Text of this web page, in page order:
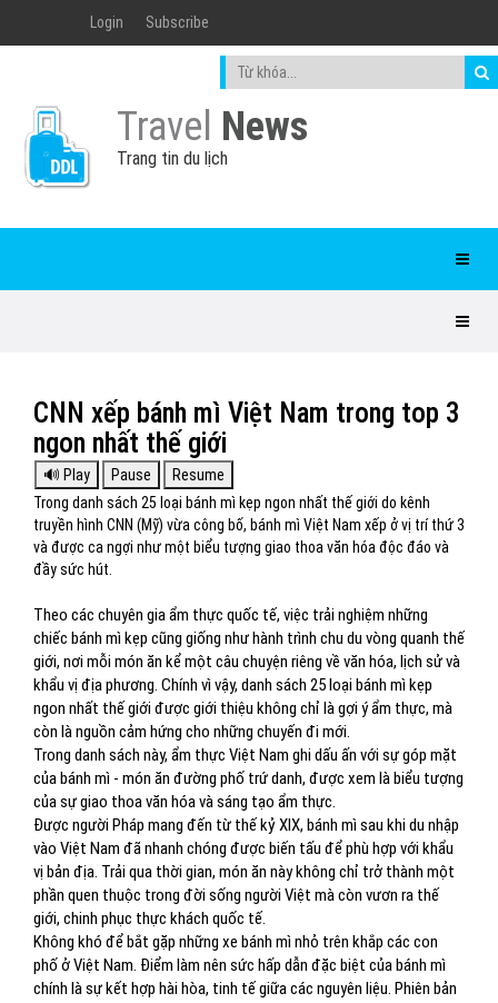
Login Subscribe
Travel News
Trang tin du lịch
CNN xếp bánh mì Việt Nam trong top 3
ngon nhất thế giới
Trong danh sách 25 loại bánh mì kẹp ngon nhất thế giới do kênh
truyền hình CNN (Mỹ) vừa công bố, bánh mì Việt Nam xếp ở vị trí thứ 3
và được ca ngợi như một biểu tượng giao thoa văn hóa độc đáo và
đầy sức hút.
Theo các chuyên gia ẩm thực quốc tế, việc trải nghiệm những
chiếc bánh mì kẹp cũng giống như hành trình chu du vòng quanh thế
giới, nơi mỗi món ăn kể một câu chuyện riêng về văn hóa, lịch sử và
khẩu vị địa phương. Chính vì vậy, danh sách 25 loại bánh mì kẹp
ngon nhất thế giới được giới thiệu không chỉ là gợi ý ẩm thực, mà
còn là nguồn cảm hứng cho những chuyến đi mới.
Trong danh sách này, ẩm thực Việt Nam ghi dấu ấn với sự góp mặt
của bánh mì - món ăn đường phố trứ danh, được xem là biểu tượng
của sự giao thoa văn hóa và sáng tạo ẩm thực.
Được người Pháp mang đến từ thế kỷ XIX, bánh mì sau khi du nhập
vào Việt Nam đã nhanh chóng được biến tấu để phù hợp với khẩu
vị bản địa. Trải qua thời gian, món ăn này không chỉ trở thành một
phần quen thuộc trong đời sống người Việt mà còn vươn ra thế
giới, chinh phục thực khách quốc tế.
Không khó để bắt gặp những xe bánh mì nhỏ trên khắp các con
phố ở Việt Nam. Điểm làm nên sức hấp dẫn đặc biệt của bánh mì
chính là sự kết hợp hài hòa, tinh tế giữa các nguyên liệu. Phiên bản